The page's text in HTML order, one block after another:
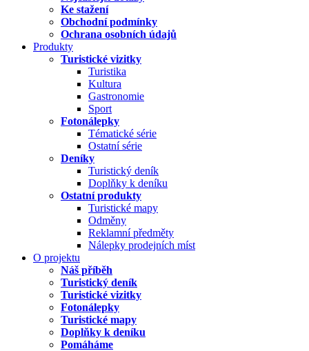
Ke stažení
Obchodní podmínky
Ochrana osobních údajů
Produkty
Turistické vizitky
Turistika
Kultura
Gastronomie
Sport
Fotonálepky
Tématické série
Ostatní série
Deníky
Turistický deník
Doplňky k deníku
Ostatní produkty
Turistické mapy
Odměny
Reklamní předměty
Nálepky prodejních míst
O projektu
Náš příběh
Turistický deník
Turistické vizitky
Fotonálepky
Turistické mapy
Doplňky k deníku
Pomáháme